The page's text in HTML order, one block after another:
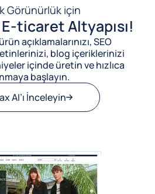
Görünürlük için
ticaret Altyapısı!
açıklamalarınızı, SEO
blog içeriklerinizi
içinde üretin ve hızlıca
başlayın.
AI’ı İnceleyin